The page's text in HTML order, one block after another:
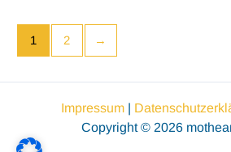
1 2 →
Impressum|
Copyright © 2026